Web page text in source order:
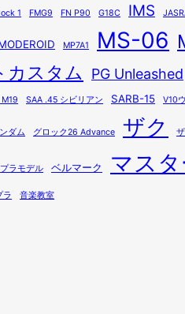
1 FMG9 FN P90 G18C IMS
MP7A1 MS-06
カスタム PG Unleashed
SAA .45 シビリアン SARB-15 V10
ダム グロック26 Advance ザク
プラモデル ベルマーク マス
ラ 音楽教室